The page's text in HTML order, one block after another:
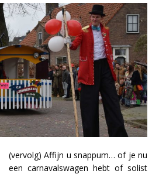
(vervolg) Affijn u snappum… of je nu
een carnavalswagen hebt of solist